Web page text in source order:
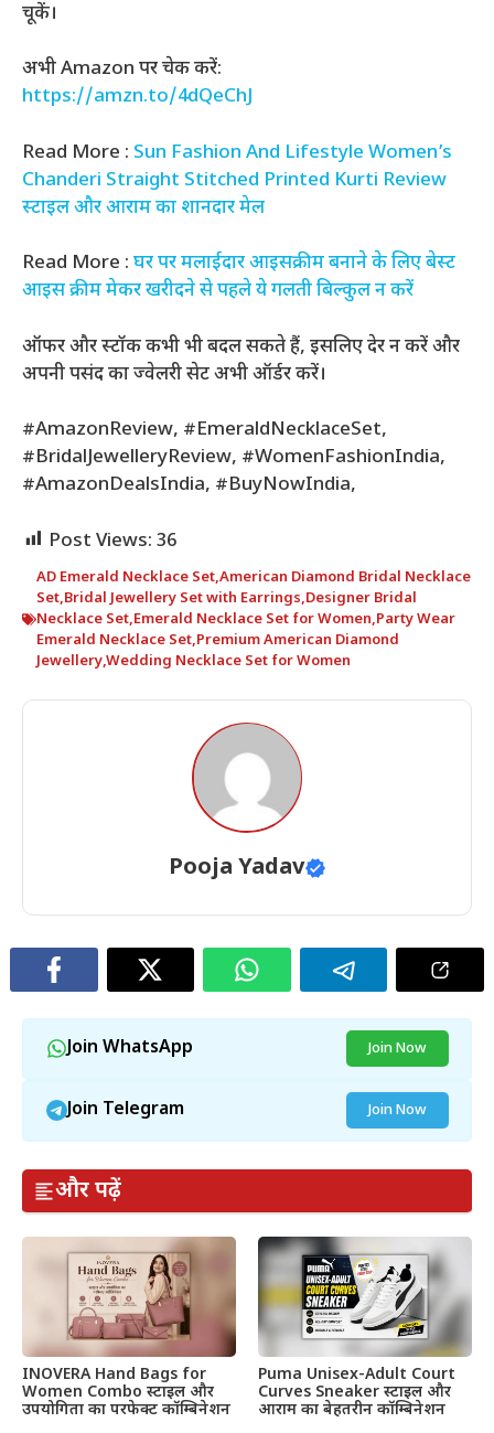
चूकें।
अभी Amazon पर चेक करें:
https://amzn.to/4dQeChJ
Read More : Sun Fashion And Lifestyle Women’s
Chanderi Straight Stitched Printed Kurti Review
स्टाइल और आराम का शानदार मेल
Read More : घर पर मलाईदार आइसक्रीम बनाने के लिए बेस्ट
आइस क्रीम मेकर खरीदने से पहले ये गलती बिल्कुल न करें
ऑफर और स्टॉक कभी भी बदल सकते हैं, इसलिए देर न करें और
अपनी पसंद का ज्वेलरी सेट अभी ऑर्डर करें।
#AmazonReview, #EmeraldNecklaceSet,
#BridalJewelleryReview, #WomenFashionIndia,
#AmazonDealsIndia, #BuyNowIndia,
Post Views: 36
AD Emerald Necklace Set,American Diamond Bridal Necklace
Set,Bridal Jewellery Set with Earrings,Designer Bridal
Necklace Set,Emerald Necklace Set for Women,Party Wear
Emerald Necklace Set,Premium American Diamond
Jewellery,Wedding Necklace Set for Women
Pooja Yadav
Join WhatsApp Join Now
Join Telegram Join Now
और पढ़ें
INOVERA Hand Bags for
Women Combo स्टाइल और
उपयोगिता का परफेक्ट कॉम्बिनेशन
Puma Unisex-Adult Court
Curves Sneaker स्टाइल और
आराम का बेहतरीन कॉम्बिनेशन